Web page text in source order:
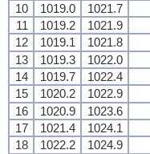
10
1019.0 1021.7
11
1019.2 1021.9
12
1019.1 1021.8
13
1019.3 1022.0
14
1019.7 1022.4
15
1020.2 1022.9
16
1020.9 1023.6
17
1021.4 1024.1
18
1022.2 1024.9